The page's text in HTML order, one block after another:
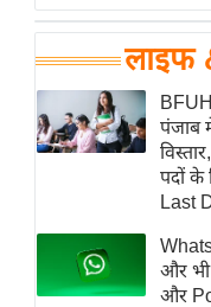
टेक्नॉलॉजी
ब्यूटी/फैशन
घरेलू नुस्खे
पर्यटन स्थल
फिटनेस मंत्रा
रिलेशनशिप
राजनीति
विश्लेषण
लाइफ
पंजाब
पदों
Last
और भी
और